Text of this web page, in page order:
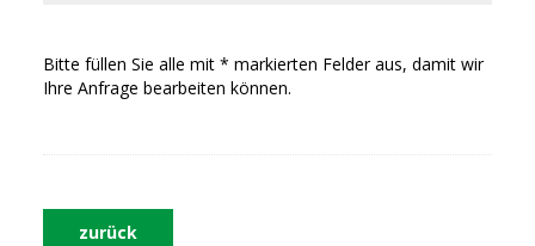
Bitte füllen Sie alle mit * markierten Felder aus, damit wir
Ihre Anfrage bearbeiten können.
zurück